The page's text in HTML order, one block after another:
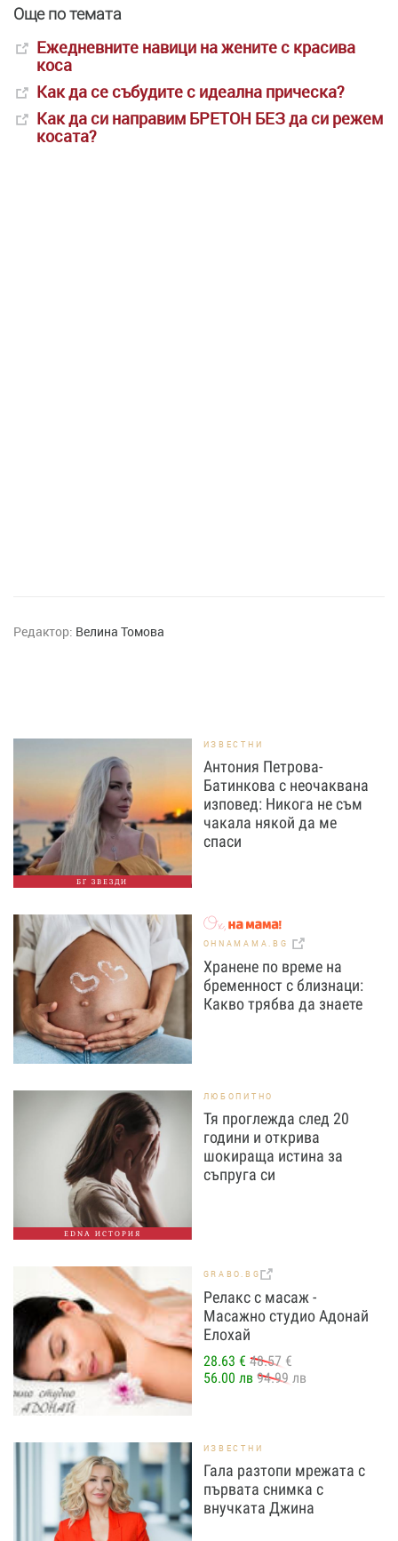
Още по темата
Ежедневните навици на жените с красива
коса
Как да се събудите с идеална прическа?
Как да си направим БРЕТОН БЕЗ да си режем
косата?
Редактор: Велина Томова
БГ ЗВЕЗДИ
ИЗВЕСТНИ
Антония Петрова-
Батинкова с неочаквана
изповед: Никога не съм
чакала някой да ме
спаси
OHNAMAMA.BG
Хранене по време на
бременност с близнаци:
Какво трябва да знаете
EDNA ИСТОРИЯ
ЛЮБОПИТНО
Тя проглежда след 20
години и открива
шокираща истина за
съпруга си
GRABO.BG
Релакс с масаж -
Масажно студио Адонай
Елохай
28.63 € 48.57 €
56.00 лв 94.99 лв
ИЗВЕСТНИ
Гала разтопи мрежата с
първата снимка с
внучката Джина